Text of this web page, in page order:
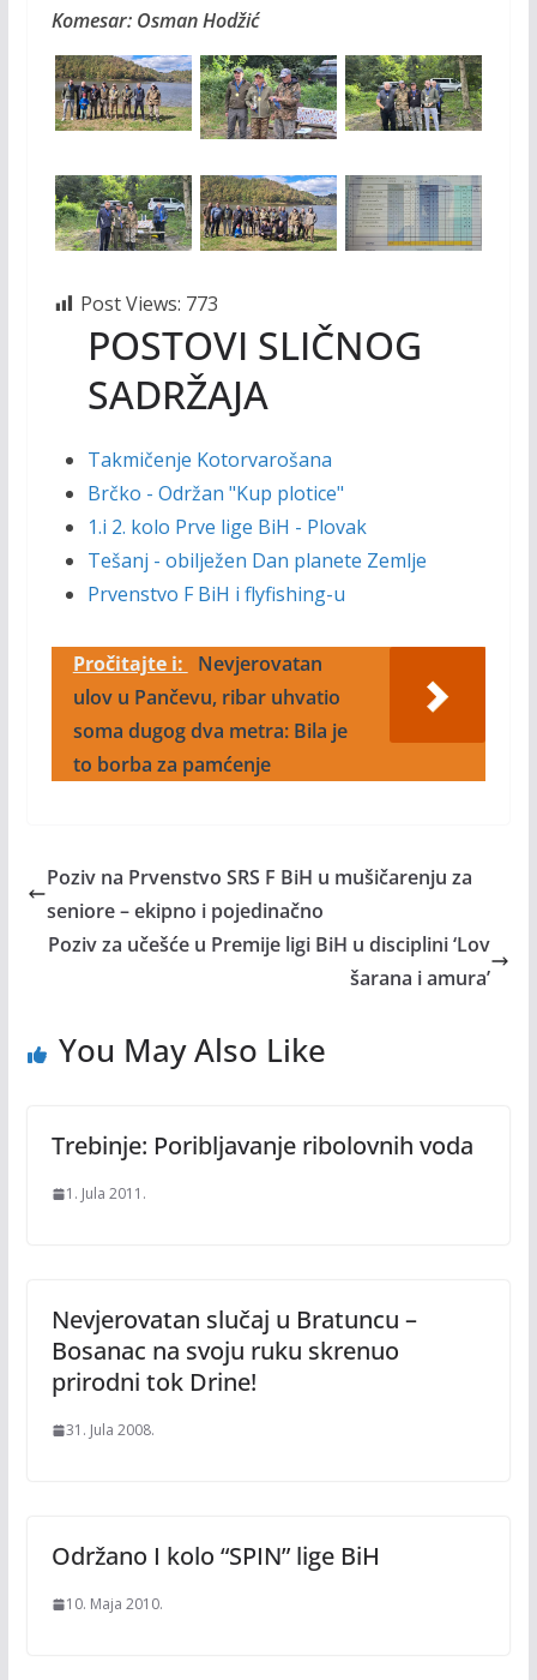
Komesar: Osman Hodžić
Post Views: 773
POSTOVI SLIČNOG
SADRŽAJA
Takmičenje Kotorvarošana
Brčko - Održan "Kup plotice"
1.i 2. kolo Prve lige BiH - Plovak
Tešanj - obilježen Dan planete Zemlje
Prvenstvo F BiH i flyfishing-u
Pročitajte i:
Nevjerovatan
ulov u Pančevu, ribar uhvatio
soma dugog dva metra: Bila je
to borba za pamćenje
Poziv na Prvenstvo SRS F BiH u mušičarenju za
seniore – ekipno i pojedinačno
Poziv za učešće u Premije ligi BiH u disciplini ‘Lov
šarana i amura’
You May Also Like
Trebinje: Poribljavanje ribolovnih voda
1. Jula 2011.
Nevjerovatan slučaj u Bratuncu –
Bosanac na svoju ruku skrenuo
prirodni tok Drine!
31. Jula 2008.
Održano I kolo “SPIN” lige BiH
10. Maja 2010.